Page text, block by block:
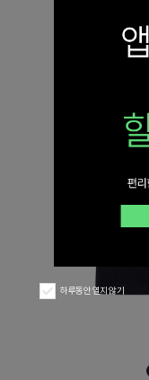
하루동안 열지 않기